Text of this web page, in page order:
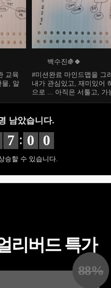
교육
물, 알
백수진🍇🍀
#미션완료 마인드맵을 그
내가 관심있고, 재미있어
으로 ... 아직은 서툴고, 가
남았습니다.
6 : 5 8
승할 수 있습니다.
리버드 특가
88%